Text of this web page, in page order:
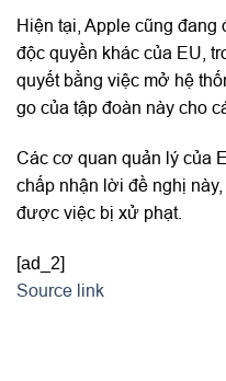
Hiện tại, Apple cũng đang
độc quyền khác của EU,
quyết bằng việc mở hệ
go của tập đoàn này cho
Các cơ quan quản lý của
chấp nhận lời đề nghị
được việc bị xử phạt.
[ad_2]
Source link